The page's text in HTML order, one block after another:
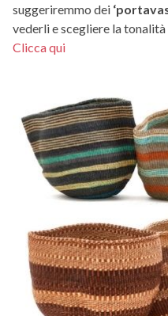
suggeriremmo dei
vederli e scegliere la
Clicca qui